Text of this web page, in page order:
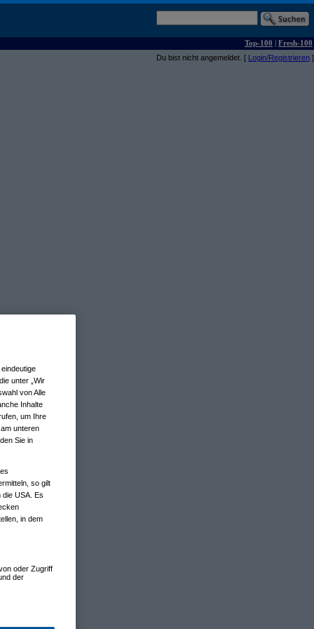
Top-100 | Fresh-100
Du bist nicht angemeldet. [ Login/Registrieren ]
unter „Wir
von Alle
Inhalte
um Ihre
unteren
Sie in
so gilt
die USA. Es
in dem
oder Zugriff
der